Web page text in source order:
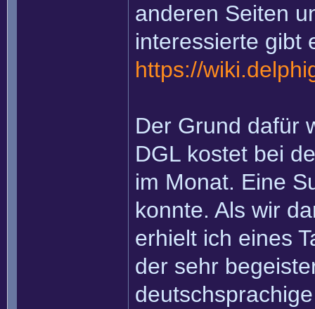
anderen Seiten
interessierte gibt
https://
Der Grund dafür
DGL kostet bei
im Monat. Eine
konnte. Als wir
erhielt ich eines
der sehr